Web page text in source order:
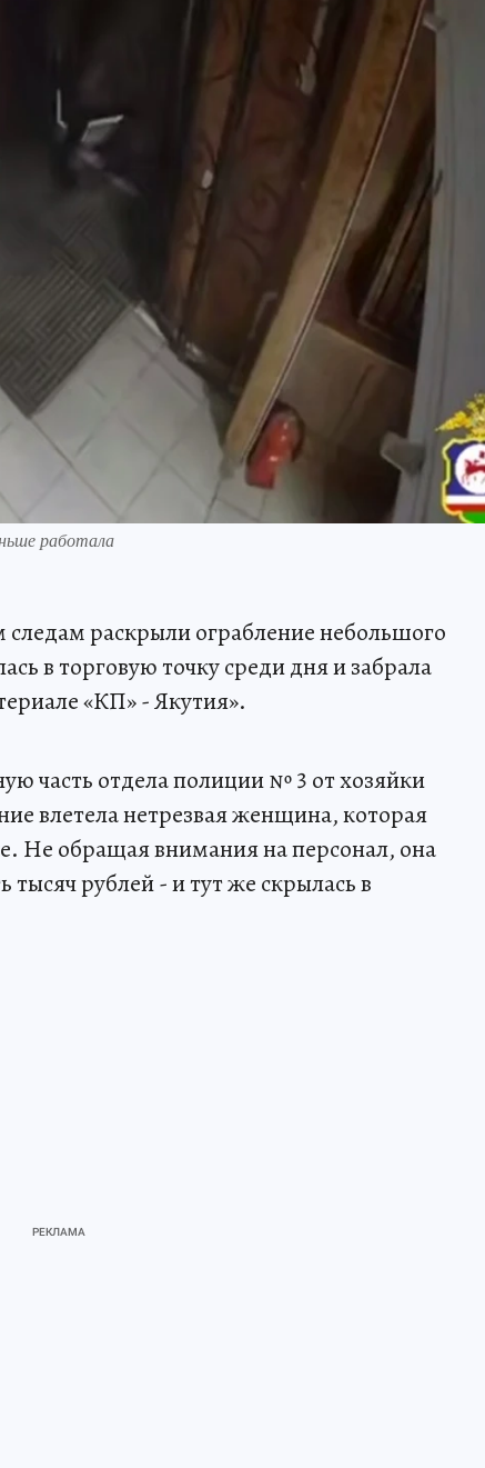
работала
раскрыли ограбление небольшого
в торговую точку среди дня и забрала
«КП» - Якутия».
часть отдела полиции № 3 от хозяйки
влетела нетрезвая женщина, которая
Не обращая внимания на персонал, она
рублей - и тут же скрылась в